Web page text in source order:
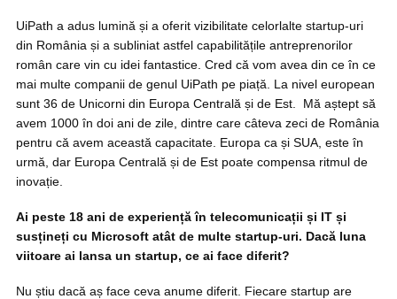
UiPath a adus lumină și a oferit vizibilitate celorlalte startup-uri
din România și a subliniat astfel capabilitățile antreprenorilor
român care vin cu idei fantastice. Cred că vom avea din ce în ce
mai multe companii de genul UiPath pe piață. La nivel european
sunt 36 de Unicorni din Europa Centrală și de Est. Mă aștept să
avem 1000 în doi ani de zile, dintre care câteva zeci de România
pentru că avem această capacitate. Europa ca și SUA, este în
urmă, dar Europa Centrală și de Est poate compensa ritmul de
inovație.
Ai peste 18 ani de experiență în telecomunicații și IT și
susțineți cu Microsoft atât de multe startup-uri. Dacă luna
viitoare ai lansa un startup, ce ai face diferit?
Nu știu dacă aș face ceva anume diferit. Fiecare startup are